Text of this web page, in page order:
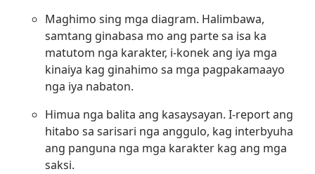
Maghimo sing mga diagram. Halimbawa,
samtang ginabasa mo ang parte sa isa ka
matutom nga karakter, i-konek ang iya mga
kinaiya kag ginahimo sa mga pagpakamaayo
nga iya nabaton.
Himua nga balita ang kasaysayan. I-report ang
hitabo sa sarisari nga anggulo, kag interbyuha
ang panguna nga mga karakter kag ang mga
saksi.